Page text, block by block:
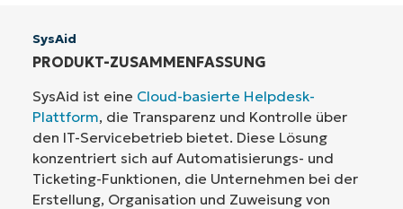
SysAid
PRODUKT-ZUSAMMENFASSUNG
SysAid ist eine Cloud-basierte Helpdesk-
Plattform, die Transparenz und Kontrolle über
den IT-Servicebetrieb bietet. Diese Lösung
konzentriert sich auf Automatisierungs- und
Ticketing-Funktionen, die Unternehmen bei der
Erstellung, Organisation und Zuweisung von